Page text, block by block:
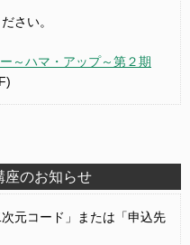
さい。
～ハマ・アップ～第２期
座のお知らせ
元コード」または「申込先